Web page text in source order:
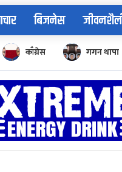
बिजनेस
काँग्रेस गगन थापा